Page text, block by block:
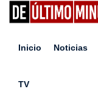
Inicio Noticias
TV